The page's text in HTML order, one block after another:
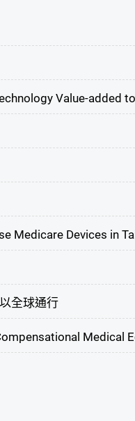
Value-added
Medicare Devices in
全球通行
Medical